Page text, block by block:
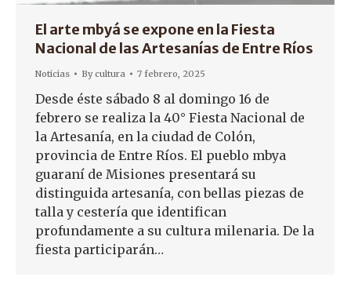
El arte mbyá se expone en la Fiesta
Nacional de las Artesanías de Entre Ríos
Noticias Bycultura 7 febrero, 2025
Desde éste sábado 8 al domingo 16 de
febrero se realiza la 40° Fiesta Nacional de
la Artesanía, en la ciudad de Colón,
provincia de Entre Ríos. El pueblo mbya
guaraní de Misiones presentará su
distinguida artesanía, con bellas piezas de
talla y cestería que identifican
profundamente a su cultura milenaria. De la
fiesta participarán…